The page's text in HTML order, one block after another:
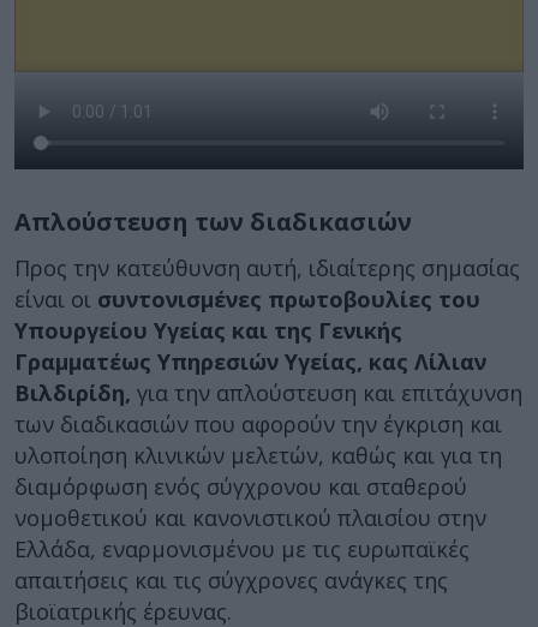
Απλούστευση των διαδικασιών
Προς την κατεύθυνση αυτή, ιδιαίτερης σημασίας
είναι οι συντονισμένες πρωτοβουλίες του
Υπουργείου Υγείας και της Γενικής
Γραμματέως Υπηρεσιών Υγείας, κας Λίλιαν
Βιλδιρίδη, για την απλούστευση και επιτάχυνση
των διαδικασιών που αφορούν την έγκριση και
υλοποίηση κλινικών μελετών, καθώς και για τη
διαμόρφωση ενός σύγχρονου και σταθερού
νομοθετικού και κανονιστικού πλαισίου στην
Ελλάδα, εναρμονισμένου με τις ευρωπαϊκές
απαιτήσεις και τις σύγχρονες ανάγκες της
βιοϊατρικής έρευνας.